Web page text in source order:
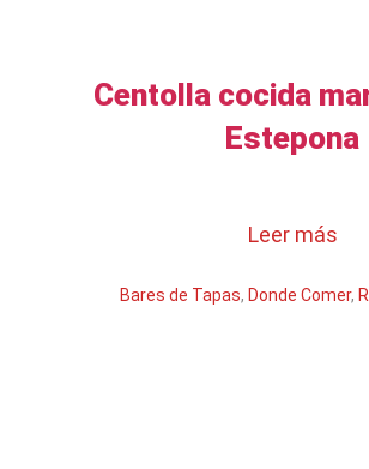
Centolla cocida
Estepona
Leer más
Bares de Tapas, Donde Comer,